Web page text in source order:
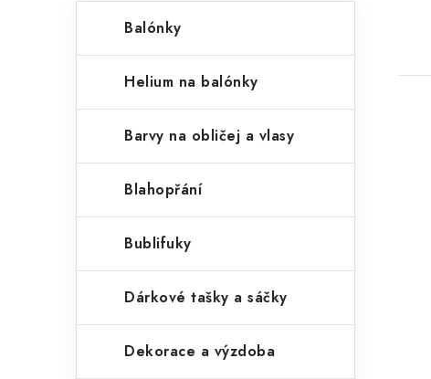
o
t
r
n
n
p
kategorie
a
e
o
i
Balónky
Helium na balónky
Barvy na obličej a vlasy
Blahopřání
Bublifuky
Dárkové tašky a sáčky
Dekorace a výzdoba